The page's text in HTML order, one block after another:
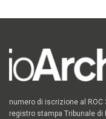
numero di iscrizione al ROC
registro stampa Tribunale di